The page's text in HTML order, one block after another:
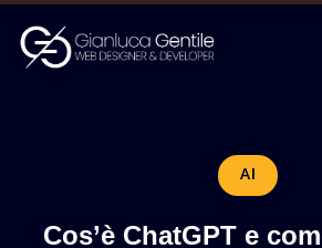
AI
Cos’è ChatGPT e